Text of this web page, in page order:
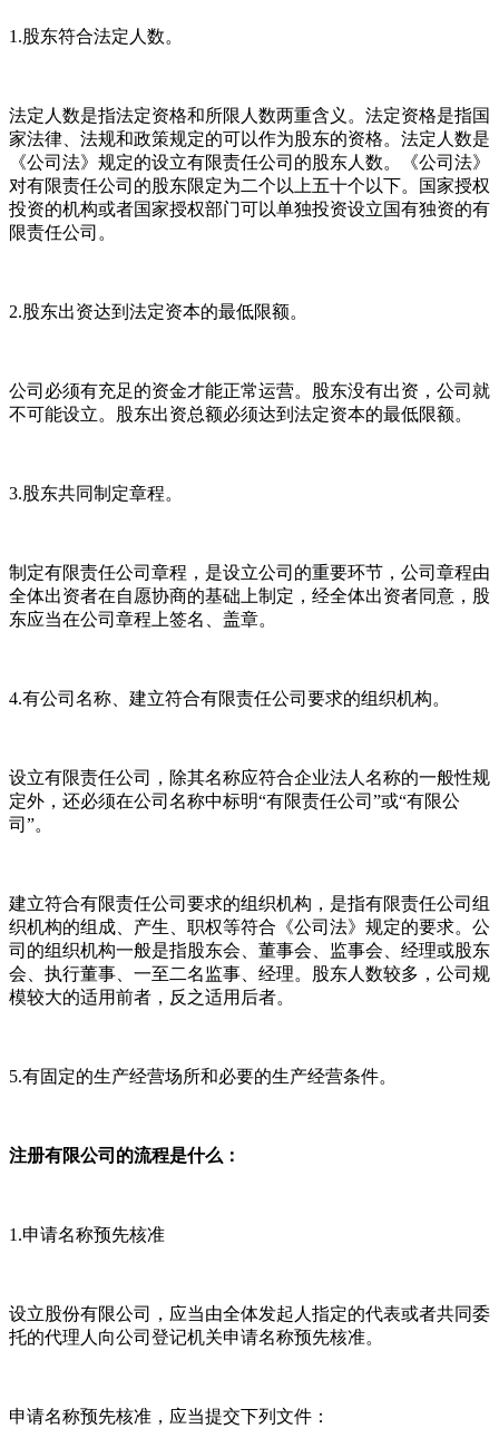
1.股东符合法定人数。
法定人数是指法定资格和所限人数两重含义。法定资格是指国
家法律、法规和政策规定的可以作为股东的资格。法定人数是
《公司法》规定的设立有限责任公司的股东人数。《公司法》
对有限责任公司的股东限定为二个以上五十个以下。国家授权
投资的机构或者国家授权部门可以单独投资设立国有独资的有
限责任公司。
2.股东出资达到法定资本的最低限额。
公司必须有充足的资金才能正常运营。股东没有出资，公司就
不可能设立。股东出资总额必须达到法定资本的最低限额。
3.股东共同制定章程。
制定有限责任公司章程，是设立公司的重要环节，公司章程由
全体出资者在自愿协商的基础上制定，经全体出资者同意，股
东应当在公司章程上签名、盖章。
4.有公司名称、建立符合有限责任公司要求的组织机构。
设立有限责任公司，除其名称应符合企业法人名称的一般性规
定外，还必须在公司名称中标明“有限责任公司”或“有限公
司”。
建立符合有限责任公司要求的组织机构，是指有限责任公司组
织机构的组成、产生、职权等符合《公司法》规定的要求。公
司的组织机构一般是指股东会、董事会、监事会、经理或股东
会、执行董事、一至二名监事、经理。股东人数较多，公司规
模较大的适用前者，反之适用后者。
5.有固定的生产经营场所和必要的生产经营条件。
注册有限公司的流程是什么：
1.申请名称预先核准
设立股份有限公司，应当由全体发起人指定的代表或者共同委
托的代理人向公司登记机关申请名称预先核准。
申请名称预先核准，应当提交下列文件：